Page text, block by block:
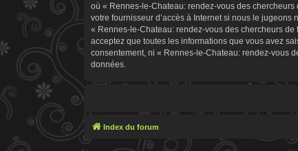
où « Rennes-le-Chateau: rendez-vous des
votre fournisseur d’accès à Internet si nous le
« Rennes-le-Chateau: rendez-vous des chercheurs
acceptez que toutes les informations que vous avez
consentement, ni « Rennes-le-Chateau: rendez-vous
données.
Index du forum